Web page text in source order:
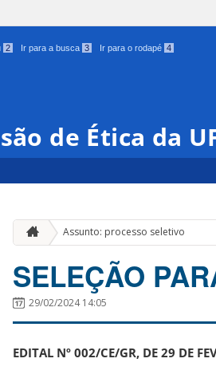
2 Ir para a busca 3 Ir para o rodapé 4
de Ética da
Assunto: processo seletivo
SELEÇÃO
29/02/2024 14:05
EDITAL Nº 002/CE/GR, DE 29 DE